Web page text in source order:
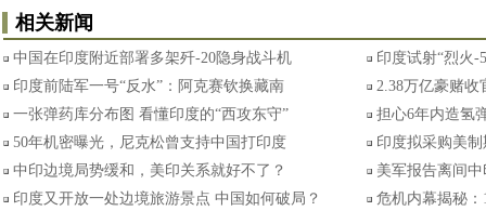
相关新闻
中国在印度附近部署多架歼-20隐身战斗机
印度试射“烈火-
印度前陆军一号“反水”：阿克赛钦换藏南
2.38万亿豪赌收
一张弹药库分布图 看懂印度的“西攻东守”
担心6年内造氢
50年机密曝光，尼克松曾支持中国打印度
印度拟采购美
中印边境局势缓和，美印关系就好不了？
美军报告离间
印度又开放一处边境旅游景点 中国如何破局？
危机内幕揭秘